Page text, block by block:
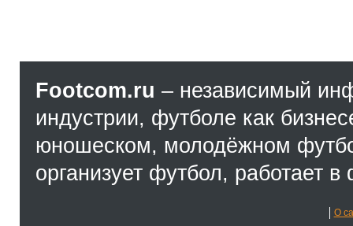
Footcom.ru – независимый
индустрии, футболе как
юношеском, молодёжном
организует футбол, работает
О